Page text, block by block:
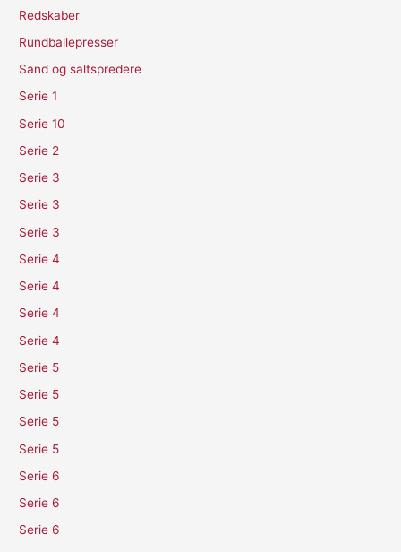
Redskaber
Rundballepresser
Sand og saltspredere
Serie 1
Serie 10
Serie 2
Serie 3
Serie 3
Serie 3
Serie 4
Serie 4
Serie 4
Serie 4
Serie 5
Serie 5
Serie 5
Serie 5
Serie 6
Serie 6
Serie 6